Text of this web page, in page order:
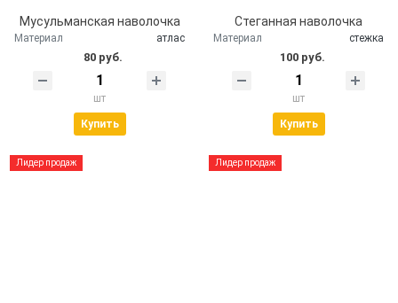
Мусульманская наволочка
Материал атлас
80 руб.
шт
Купить
Стеганная наволочка
Материал стежка
100 руб.
шт
Купить
Лидер продаж Лидер продаж